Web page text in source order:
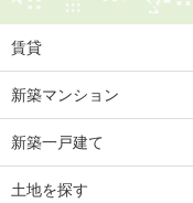
賃貸
新築マンション
新築一戸建て
土地を探す